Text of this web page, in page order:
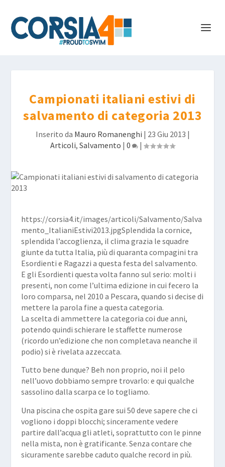
Campionati italiani estivi di
salvamento di categoria 2013
Inserito da Mauro Romanenghi | 23 Giu 2013 |
Articoli, Salvamento | 0 |
https://corsia4.it/images/articoli/Salvamento/Salva
mento_ItalianiEstivi2013.jpgSplendida la cornice,
splendida l’accoglienza, il clima grazia le squadre
giunte da tutta Italia, più di quaranta compagini tra
Esordienti e Ragazzi a questa festa del salvamento.
E gli Esordienti questa volta fanno sul serio: molti i
presenti, non come l’ultima edizione in cui fecero la
loro comparsa, nel 2010 a Pescara, quando si decise di
mettere la parola fine a questa categoria.
La scelta di ammettere la categoria coi due anni,
potendo quindi schierare le staffette numerose
(ricordo un’edizione che non completava neanche il
podio) si è rivelata azzeccata.
Tutto bene dunque? Beh non proprio, noi il pelo
nell’uovo dobbiamo sempre trovarlo: e qui qualche
sassolino dalla scarpa ce lo togliamo.
Una piscina che ospita gare sui 50 deve sapere che ci
vogliono i doppi blocchi; sinceramente vedere
partire dall’acqua gli atleti, soprattutto con le pinne
nella mista, non è gratificante. Senza contare che
sicuramente sarebbe caduto qualche record in più.